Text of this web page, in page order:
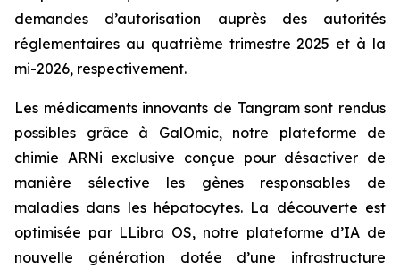
demandes d’autorisation auprès des autorités
réglementaires au quatrième trimestre 2025 et à la
mi-2026, respectivement.
Les médicaments innovants de Tangram sont rendus
possibles grâce à GalOmic, notre plateforme de
chimie ARNi exclusive conçue pour désactiver de
manière sélective les gènes responsables de
maladies dans les hépatocytes. La découverte est
optimisée par LLibra OS, notre plateforme d’IA de
nouvelle génération dotée d’une infrastructure